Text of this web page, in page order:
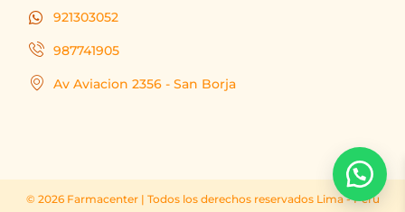
921303052
987741905
Av Aviacion 2356 - San Borja
© 2026 Farmacenter | Todos los derechos reservados Lima - Peru